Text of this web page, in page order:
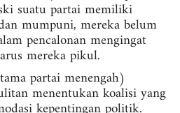
suatu partai memiliki
mumpuni, mereka belum
pencalonan mengingat
mereka pikul.
partai menengah)
menentukan koalisi yang